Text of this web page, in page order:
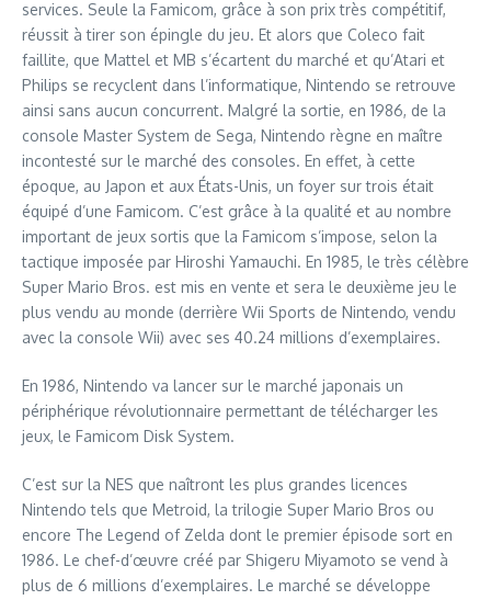
services. Seule la Famicom, grâce à son prix très compétitif,
réussit à tirer son épingle du jeu. Et alors que Coleco fait
faillite, que Mattel et MB s’écartent du marché et qu’Atari et
Philips se recyclent dans l’informatique, Nintendo se retrouve
ainsi sans aucun concurrent. Malgré la sortie, en 1986, de la
console Master System de Sega, Nintendo règne en maître
incontesté sur le marché des consoles. En effet, à cette
époque, au Japon et aux États-Unis, un foyer sur trois était
équipé d’une Famicom. C’est grâce à la qualité et au nombre
important de jeux sortis que la Famicom s’impose, selon la
tactique imposée par Hiroshi Yamauchi. En 1985, le très célèbre
Super Mario Bros. est mis en vente et sera le deuxième jeu le
plus vendu au monde (derrière Wii Sports de Nintendo, vendu
avec la console Wii) avec ses 40.24 millions d’exemplaires.
En 1986, Nintendo va lancer sur le marché japonais un
périphérique révolutionnaire permettant de télécharger les
jeux, le Famicom Disk System.
C’est sur la NES que naîtront les plus grandes licences
Nintendo tels que Metroid, la trilogie Super Mario Bros ou
encore The Legend of Zelda dont le premier épisode sort en
1986. Le chef-d’œuvre créé par Shigeru Miyamoto se vend à
plus de 6 millions d’exemplaires. Le marché se développe